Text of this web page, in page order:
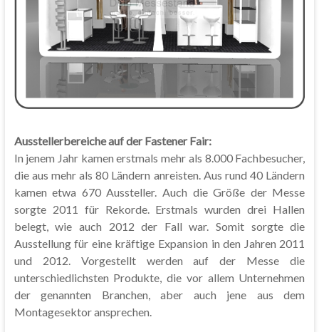
Ausstellerbereiche auf der Fastener Fair:
In jenem Jahr kamen erstmals mehr als 8.000 Fachbesucher,
die aus mehr als 80 Ländern anreisten. Aus rund 40 Ländern
kamen etwa 670 Aussteller. Auch die Größe der Messe
sorgte 2011 für Rekorde. Erstmals wurden drei Hallen
belegt, wie auch 2012 der Fall war. Somit sorgte die
Ausstellung für eine kräftige Expansion in den Jahren 2011
und 2012. Vorgestellt werden auf der Messe die
unterschiedlichsten Produkte, die vor allem Unternehmen
der genannten Branchen, aber auch jene aus dem
Montagesektor ansprechen.